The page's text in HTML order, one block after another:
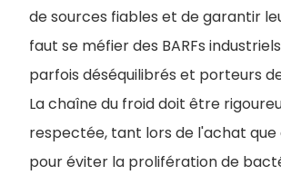
de sources fiables et de garantir
faut se méfier des BARFs
parfois déséquilibrés et porteurs
La chaîne du froid doit être
respectée, tant lors de l'achat que
pour éviter la prolifération de